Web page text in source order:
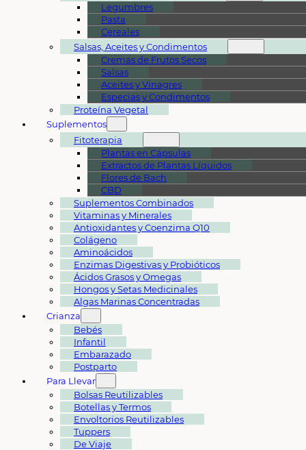
Legumbres
Pasta
Cereales
Salsas, Aceites y Condimentos
Cremas de Frutos Secos
Salsas
Aceites y Vinagres
Especias y Condimentos
Proteína Vegetal
Suplementos
Fitoterapia
Plantas en Cápsulas
Extractos de Plantas Líquidos
Flores de Bach
CBD
Suplementos Combinados
Vitaminas y Minerales
Antioxidantes y Coenzima Q10
Colágeno
Aminoácidos
Enzimas Digestivas y Probióticos
Ácidos Grasos y Omegas
Hongos y Setas Medicinales
Algas Marinas Concentradas
Crianza
Bebés
Infantil
Embarazado
Postparto
Para Llevar
Bolsas Reutilizables
Botellas y Termos
Envoltorios Reutilizables
Tuppers
De Viaje